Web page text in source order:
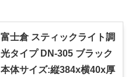
富士倉 スティックライト調
光タイプ DN-305 ブラック
本体サイズ:縦384x横40x厚